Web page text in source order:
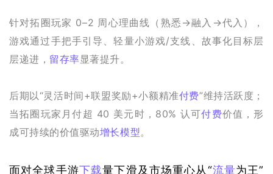
针对拓圈玩家 0–2 周心理曲线（熟悉→融入→代入），
游戏通过手把手引导、轻量小游戏/支线、故事化目标层
层递进， 留存率显著提升。
后期以“灵活时间+联盟奖励+小额精准付费”维持活跃度；
当拓圈玩家月付超 40 美元时，80% 认可付费价值，形
成可持续的价值驱动增长模型。
面对全球手游下载量下滑及市场重心从“流量为王”